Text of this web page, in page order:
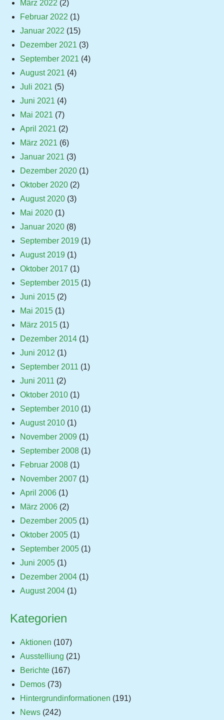
März 2022 (2)
Februar 2022 (1)
Januar 2022 (15)
Dezember 2021 (3)
September 2021 (4)
August 2021 (4)
Juli 2021 (5)
Juni 2021 (4)
Mai 2021 (7)
April 2021 (2)
März 2021 (6)
Januar 2021 (3)
Dezember 2020 (1)
Oktober 2020 (2)
August 2020 (3)
Mai 2020 (1)
Januar 2020 (8)
September 2019 (1)
August 2019 (1)
Oktober 2017 (1)
September 2015 (1)
Juni 2015 (2)
Mai 2015 (1)
März 2015 (1)
Dezember 2014 (1)
Juni 2012 (1)
September 2011 (1)
Juni 2011 (2)
Oktober 2010 (1)
September 2010 (1)
August 2010 (1)
November 2009 (1)
September 2008 (1)
Februar 2008 (1)
November 2007 (1)
April 2006 (1)
März 2006 (2)
Dezember 2005 (1)
Oktober 2005 (1)
September 2005 (1)
Juni 2005 (1)
Dezember 2004 (1)
August 2004 (1)
Kategorien
Aktionen (107)
Ausstelliung (21)
Berichte (167)
Demos (73)
Hintergrundinformationen (191)
News (242)